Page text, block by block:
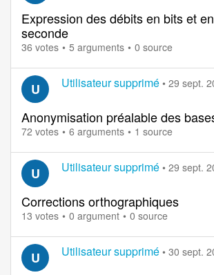
Expression des débits en bits et
seconde
36 votes 5 arguments 0 source
U Utilisateur supprimé • 29 sept.
Anonymisation préalable des
72 votes 6 arguments 1 source
U Utilisateur supprimé • 29 sept.
Corrections orthographiques
13 votes 0 argument 0 source
U Utilisateur supprimé • 30 sept.